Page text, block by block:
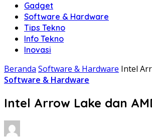
Gadget
Software & Hardware
Tips Tekno
Info Tekno
Inovasi
Beranda Software & Hardware Intel
Software & Hardware
Intel Arrow Lake dan